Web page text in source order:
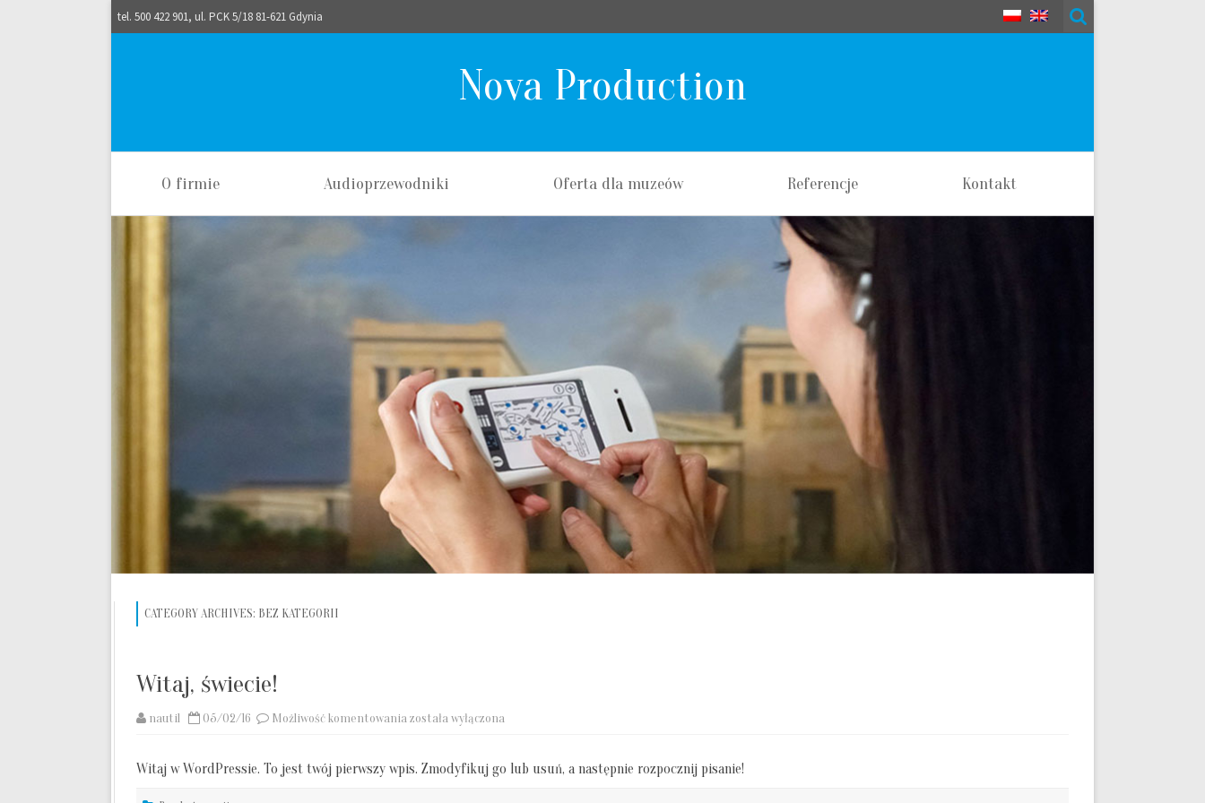
tel. 500 422 901, ul. PCK 5/18 81-621 Gdynia
Nova Production
to
content
O firmie Audioprzewodniki Oferta dla muzeów Referencje
Listy referencyjne
Lista zrealizowanych
projektów
Kontakt
CATEGORY ARCHIVES: BEZ KATEGORII
Witaj, świecie!
nautil 05/02/16 Możliwość komentowaniaWitaj,
została wyłączona
Witaj w WordPressie. To jest twój pierwszy wpis. Zmodyfikuj go lub usuń, a następnie rozpocznij pisanie!